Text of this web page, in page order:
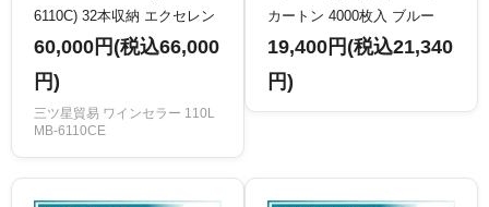
6110C) 32本収納 エクセレン
ス Excellence
60,000円(税込66,000
円)
三ツ星貿易 ワインセラー 110L
MB-6110CE
カートン 4000枚入 ブルー
19,400円(税込21,340
円)